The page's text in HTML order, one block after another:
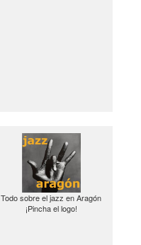
Todo sobre el jazz en Aragón
¡Pincha el logo!